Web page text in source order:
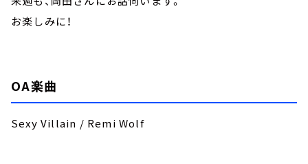
お楽しみに！
OA楽曲
Sexy Villain / Remi Wolf